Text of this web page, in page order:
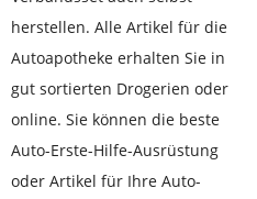
herstellen. Alle Artikel für die
Autoapotheke erhalten Sie in
gut sortierten Drogerien oder
online. Sie können die beste
Auto-Erste-Hilfe-Ausrüstung
oder Artikel für Ihre Auto-